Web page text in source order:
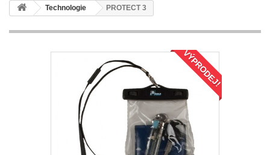
Technologie PROTECT 3
VÝPRODEJ!